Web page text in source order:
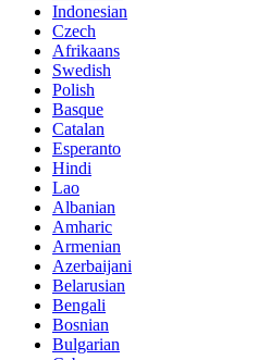
Indonesian
Czech
Afrikaans
Swedish
Polish
Basque
Catalan
Esperanto
Hindi
Lao
Albanian
Amharic
Armenian
Azerbaijani
Belarusian
Bengali
Bosnian
Bulgarian